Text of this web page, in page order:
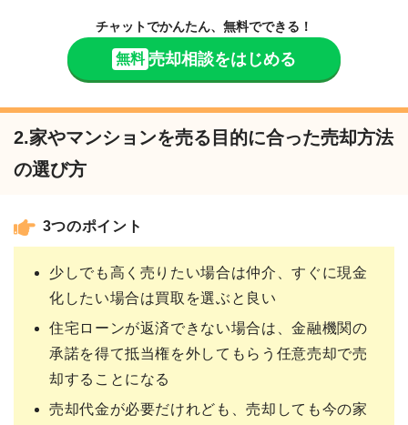
チャットでかんたん、無料でできる！
無料 売却相談をはじめる
2.家やマンションを売る目的に合った売却方法
の選び方
3つのポイント
少しでも高く売りたい場合は仲介、すぐに現金
化したい場合は買取を選ぶと良い
住宅ローンが返済できない場合は、金融機関の
承諾を得て抵当権を外してもらう任意売却で売
却することになる
売却代金が必要だけれども、売却しても今の家